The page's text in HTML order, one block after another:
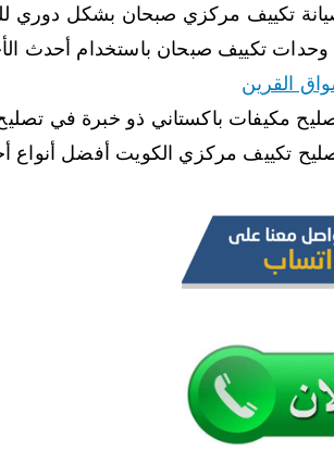
تكييف مركزي صبحان بشكل دوري
تكييف صبحان باستخدام أحدث
القرين
مكيفات باكستاني ذو خبرة في
تكييف مركزي الكويت أفضل أنواع